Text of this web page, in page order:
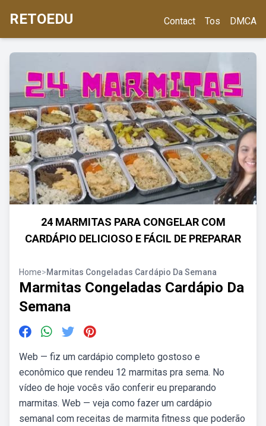
RETOEDU Contact Tos DMCA
24 MARMITAS PARA CONGELAR COM
CARDÁPIO DELICIOSO E FÁCIL DE PREPARAR
Home>Marmitas Congeladas Cardápio Da Semana
Marmitas Congeladas Cardápio Da
Semana
Web — fiz um cardápio completo gostoso e
econômico que rendeu 12 marmitas pra sema. No
vídeo de hoje vocês vão conferir eu preparando
marmitas. Web — veja como fazer um cardápio
semanal com receitas de marmita fitness que poderão